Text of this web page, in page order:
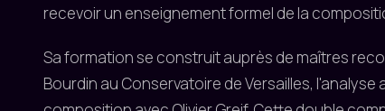
recevoir un enseignement formel de la
Sa formation se construit auprès de maîtres
Bourdin au Conservatoire de Versailles, l'analyse